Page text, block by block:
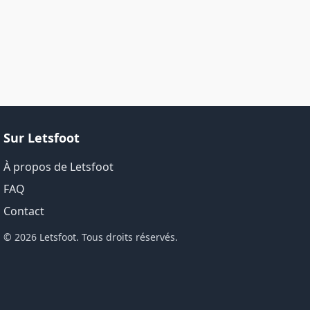
Sur Letsfoot
À propos de Letsfoot
FAQ
Contact
© 2026 Letsfoot. Tous droits réservés.